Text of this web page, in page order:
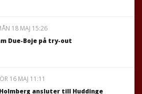
18 MAJ 15:26
Due-Boje på try-out
16 MAJ 11:11
ansluter till Huddinge